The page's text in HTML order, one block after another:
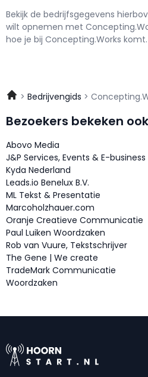
Bekijk de bedrijfsgegevens
wilt opnemen met
hoe je bij Concepting.Works komt.
Bedrijvengids
Bezoekers bekeken ook
Abovo Media
J&P Services, Events & E-business
Kyda Nederland
Leads.io Benelux B.V.
ML Tekst & Presentatie
Marcoholzhauer.com
Oranje Creatieve Communicatie
Paul Luiken Woordzaken
Rob van Vuure, Tekstschrijver
The Gene | We create
TradeMark Communicatie
Woordzaken